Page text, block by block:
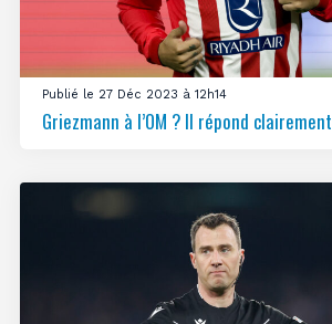
Publié le 27 Déc 2023 à 12h14
Griezmann à l’OM ? Il répond clairement